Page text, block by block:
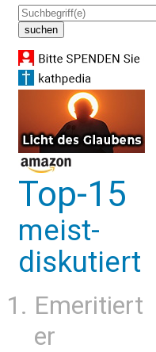
Top-15
meist-
diskutiert
Emeritiert
er